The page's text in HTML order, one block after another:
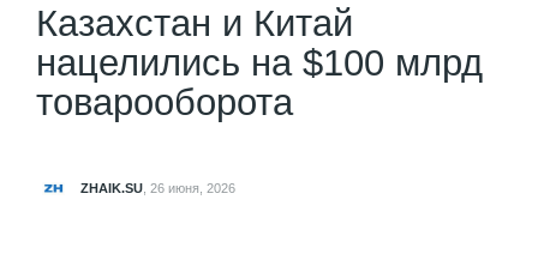
Казахстан и Китай
нацелились на $100 млрд
товарооборота
ZHAIK.SU 26 июня, 2026